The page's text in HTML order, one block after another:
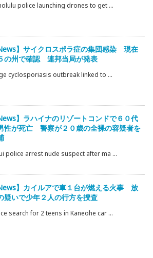
police launching drones to get ...
】サイクロスポラ症の集団感染 現在
の州で確認 連邦当局が発表
cyclosporiasis outbreak linked to ...
】ラハイナのリゾートコンドで６０代
性が死亡 警察が２０歳の全裸の容疑者を
police arrest nude suspect after ma ...
】カイルアで車１台が燃える火事 放
疑いで少年２人の行方を捜査
search for 2 teens in Kaneohe car ...